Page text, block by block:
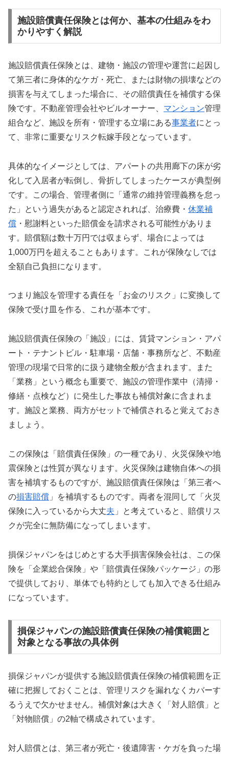
施設賠償責任保険とは何か、基本の仕組みをわ
かりやすく解説
施設賠償責任保険とは、建物・施設の管理や運営に起因し
て第三者に身体的なケガ・死亡、または財物の損壊などの
損害を与えてしまった場合に、その賠償責任を補償する保
険です。不動産管理会社やビルオーナー、 マンション管理
組合など、施設を所有・管理する立場にある事業者にとっ
て、非常に重要なリスク転嫁手段となっています。
具体的なイメージとしては、アパートの共用廊下の床が劣
化して入居者が転倒し、骨折してしまったケースが典型例
です。この場合、管理者側に「通常の維持管理義務を怠っ
た」という過失があると認定されれば、治療費・ 休業補
償 ・慰謝料といった賠償金を請求される可能性がありま
す。賠償額は数十万円では収まらず、場合によっては
1,000万円を超えることもあります。これが保険なしでは
全額自己負担になります。
つまり施設を管理する責任を「お金のリスク」に変換して
保険で受け皿を作る、これが基本です。
施設賠償責任保険の「施設」には、賃貸マンション・アパ
ート・テナントビル・駐車場・店舗・事務所など、不動産
管理の現場で日常的に扱う建物全般が含まれます。また
「業務」という概念も重要で、施設の管理作業中（清掃・
修繕・点検など）に発生した事故も補償対象に含まれま
す。施設と業務、両方がセットで補償されると覚えておき
ましょう。
この保険は「賠償責任保険」の一種であり、火災保険や地
震保険とは性質が異なります。火災保険は建物自体への損
害を補填するものですが、施設賠償責任保険は「第三者へ
の損害賠償 」を補填するものです。両者を混同して「火災
保険に入っているから大丈夫 」と考えていると、賠償リス
クが完全に無防備になってしまいます。
損保ジャパンをはじめとする大手損害保険会社は、この保
険を「企業総合保険」や「賠償責任保険パッケージ」の形
で提供しており、単体でも特約としても加入できる仕組み
になっています。
損保ジャパンの施設賠償責任保険の補償範囲と
対象となる事故の具体例
損保ジャパンが提供する施設賠償責任保険の補償範囲を正
確に把握しておくことは、管理リスクを漏れなくカバーす
るうえで欠かせません。補償対象は大きく「対人賠償」と
「対物賠償」の2軸で構成されています。
対人賠償とは、第三者が死亡・後遺障害・ケガを負った場